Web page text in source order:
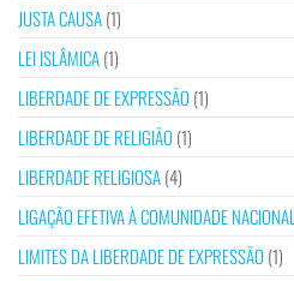
JUSTA CAUSA(1)
LEI ISLÂMICA(1)
LIBERDADE DE EXPRESSÃO (1)
LIBERDADE DE RELIGIÃO (1)
LIBERDADE RELIGIOSA(4)
LIGAÇÃO EFETIVA À COMUNIDADE NACIONAL
LIMITES DA LIBERDADE DE EXPRESSÃO (1)